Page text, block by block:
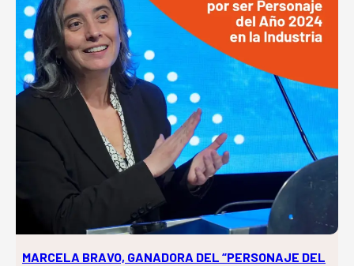
MARCELA BRAVO, GANADORA DEL “PERSONAJE DEL